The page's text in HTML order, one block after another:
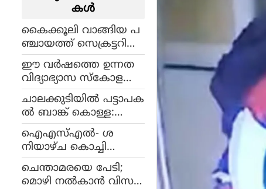
കള്‍
കൈക്കൂലി വാങ്ങിയ പ
ഞ്ചായത്ത് സെക്രട്ടറി
വിജിലൻസ് പിടിയിൽ
ഈ വര്‍ഷത്തെ ഉന്നത
വിദ്യാഭ്യാസ സ്‌കോള
ര്‍ഷിപ്പിന് ഫെബ്രുവരി 15
മുതല്‍ മാര്‍ച്ച് 15 വരെ
അപേക്ഷിക്കാം
ചാലക്കുടിയിൽ പട്ടാപക
ൽ ബാങ്ക് കൊള്ള:
ബാങ്ക് ജീവനക്കാരെ ബ
ന്ദികളാക്കി 15 ലക്ഷം ക
വർന്നു
ഐഎസ്എല്‍- ശ
നിയാഴ്ച കൊച്ചി
മെട്രോ സര്‍വീസ് രാത്രി
11 മണി വരെ
ചെന്താമരയെ പേടി;
മൊഴി നല്‍കാന്‍ വിസ